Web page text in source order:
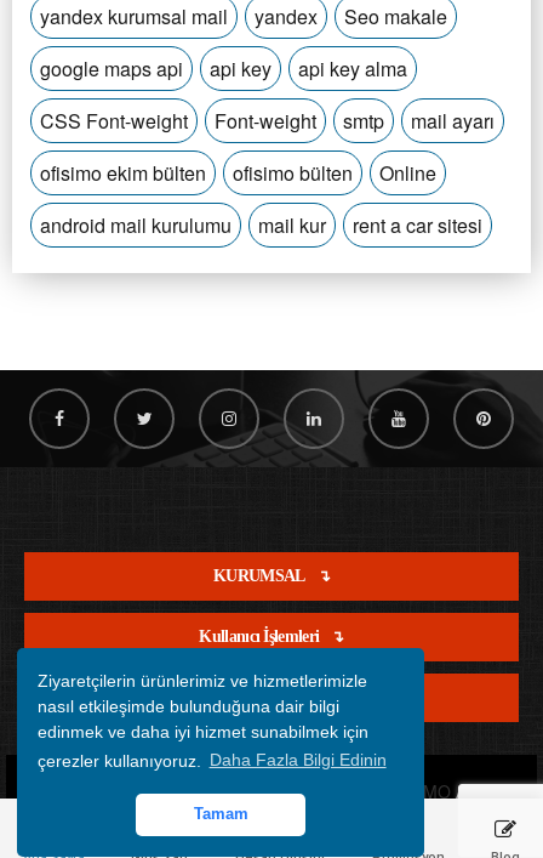
Ziyaretçilerin ürünlerimiz ve hizmetlerimizle
nasıl etkileşimde bulunduğuna dair bilgi
edinmek ve daha iyi hizmet sunabilmek için
çerezler kullanıyoruz.
Daha Fazla Bilgi Edinin
Tamam
yandex kurumsal mail
yandex
Seo makale
google maps api
api key
api key alma
CSS Font-weight
Font-weight smtp
mail ayarı
ofisimo ekim bülten
ofisimo bülten
Online
android mail kurulumu
mail kur rent a car sitesi
KURUMSAL
Kullanıcı İşlemleri
Satış İşlemleri
Copyright © 2012 - 2026 Tüm Hakları Saklıdır. OFİSİMO All rights